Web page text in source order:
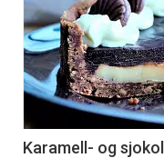
Karamell- og